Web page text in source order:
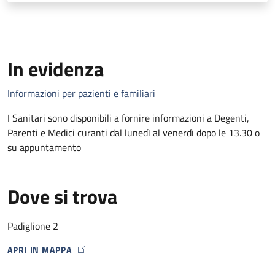
In evidenza
Informazioni per pazienti e familiari
I Sanitari sono disponibili a fornire informazioni a Degenti,
Parenti e Medici curanti dal lunedì al venerdì dopo le 13.30 o
su appuntamento
Dove si trova
Padiglione 2
APRI IN MAPPA
MAP ICON